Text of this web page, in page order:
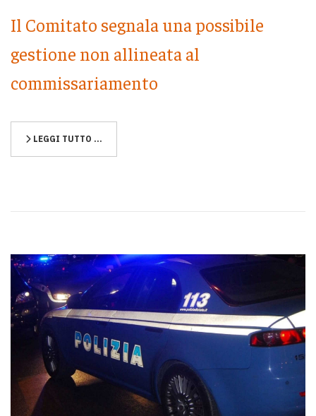
Il Comitato segnala una possibile
gestione non allineata al
commissariamento
LEGGI TUTTO …